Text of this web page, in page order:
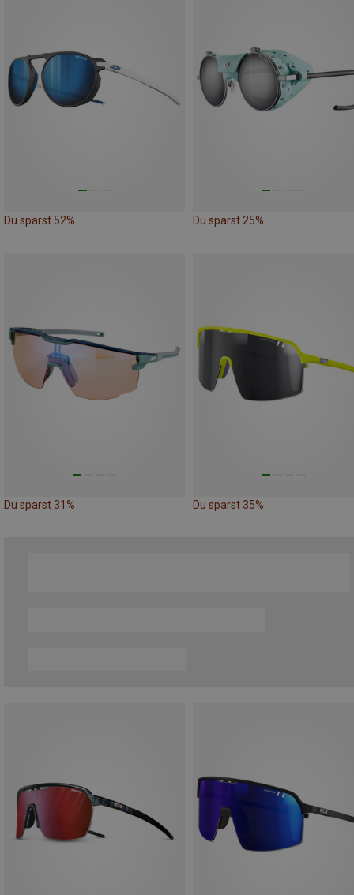
Du sparst 52% Du sparst 25%
Du sparst 31% Du sparst 35%